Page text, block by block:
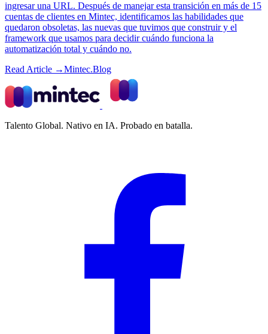
ingresar una URL. Después de manejar esta transición en más de 15
cuentas de clientes en Mintec, identificamos las habilidades que
quedaron obsoletas, las nuevas que tuvimos que construir y el
framework que usamos para decidir cuándo funciona la
automatización total y cuándo no.
Read Article →Mintec.Blog
Talento Global. Nativo en IA. Probado en batalla.